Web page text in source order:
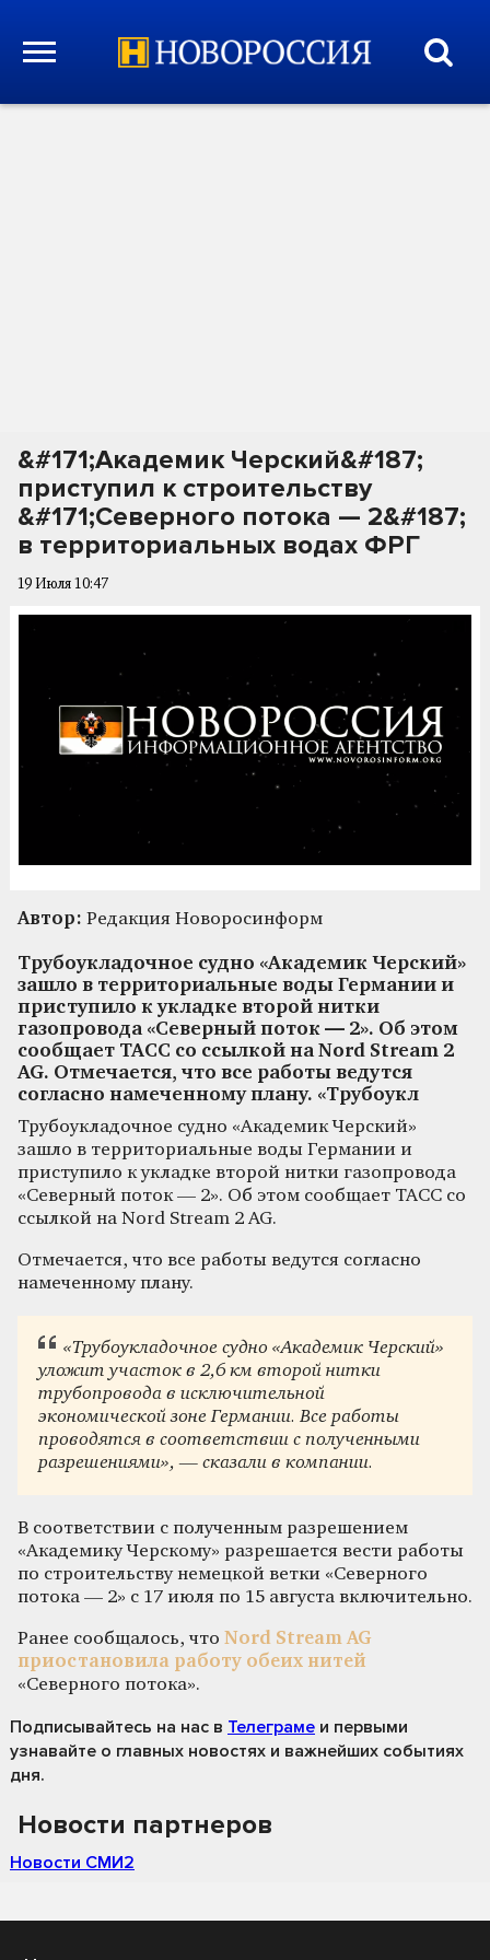
&#171;Академик Черский&#187;
приступил к строительству
&#171;Северного потока — 2&#187;
в территориальных водах ФРГ
19 Июля 10:47
Автор: Редакция Новоросинформ
Трубоукладочное судно «Академик Черский»
зашло в территориальные воды Германии и
приступило к укладке второй нитки
газопровода «Северный поток — 2». Об этом
сообщает ТАСС со ссылкой на Nord Stream 2
AG. Отмечается, что все работы ведутся
согласно намеченному плану. «Трубоукл
Трубоукладочное судно «Академик Черский»
зашло в территориальные воды Германии и
приступило к укладке второй нитки газопровода
«Северный поток — 2». Об этом сообщает ТАСС со
ссылкой на Nord Stream 2 AG.
Отмечается, что все работы ведутся согласно
намеченному плану.
«Трубоукладочное судно «Академик Черский»
уложит участок в 2,6 км второй нитки
трубопровода в исключительной
экономической зоне Германии. Все работы
проводятся в соответствии с полученными
разрешениями», — сказали в компании.
В соответствии с полученным разрешением
«Академику Черскому» разрешается вести работы
по строительству немецкой ветки «Северного
потока — 2» с 17 июля по 15 августа включительно.
Ранее сообщалось, что Nord Stream AG
приостановила работу обеих нитей
«Северного потока».
Подписывайтесь на нас в Телеграме и первыми
узнавайте о главных новостях и важнейших событиях
дня.
Новости партнеров
Новости СМИ2